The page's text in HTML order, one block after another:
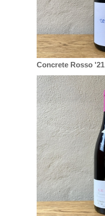
Concrete Rosso '21